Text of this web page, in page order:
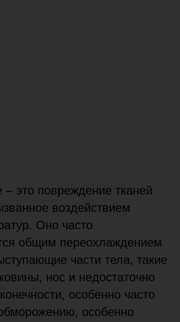
это повреждение тканей
воздействием
Оно часто
общим переохлаждением
части тела, такие
нос и недостаточно
особенно часто
особенно